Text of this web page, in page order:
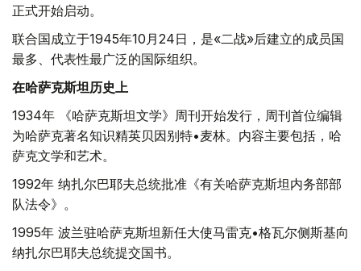
正式开始启动。
联合国成立于1945年10月24日，是«二战»后建立的成员国
最多、代表性最广泛的国际组织。
在哈萨克斯坦历史上
1934年 《哈萨克斯坦文学》周刊开始发行，周刊首位编辑
为哈萨克著名知识精英贝因别特•麦林。内容主要包括，哈
萨克文学和艺术。
1992年 纳扎尔巴耶夫总统批准《有关哈萨克斯坦内务部部
队法令》。
1995年 波兰驻哈萨克斯坦新任大使马雷克•格瓦尔侧斯基向
纳扎尔巴耶夫总统提交国书。